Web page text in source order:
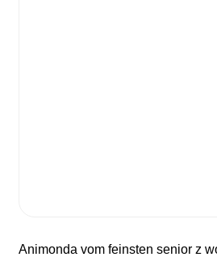
animonda vom feinsten senior z